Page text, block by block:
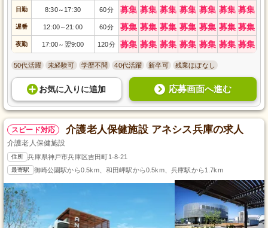
日勤 8:30～ 17:30 60分 募集 募集 募集 募集 募集 募集 募集
遅番 12:00～21:00 60分 募集 募集 募集 募集 募集 募集 募集
夜勤 17:00～ 翌9:00 120分 募集 募集 募集 募集 募集 募集 募集
50代活躍 未経験可 学歴不問 40代活躍 新卒可 残業ほぼなし
お気に入り に追加 応募画面へ進む
スピード対応 介護老人保健施設 アネシス兵庫の求人
介護老人保健施設
住所 兵庫県神戸市兵庫区吉田町1-8-21
最寄駅 御崎公園駅から0.5km、和田岬駅から0.5km、兵庫駅から1.7km